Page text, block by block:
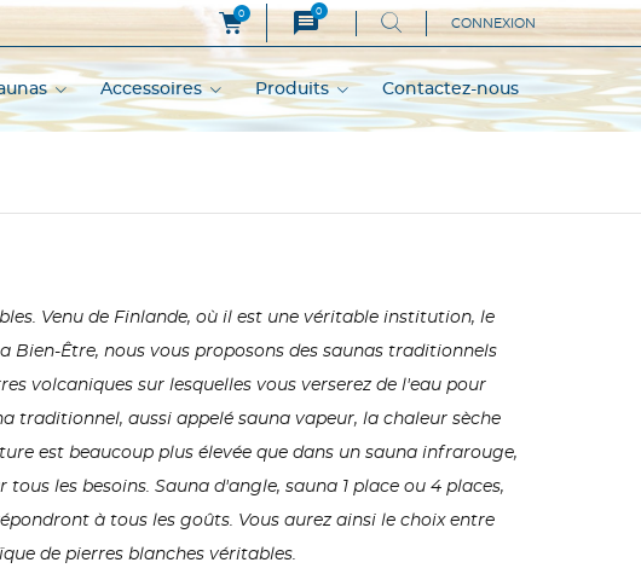
0 message0
CONNEXION
Accessoires Produits Contactez-nous
Venu de Finlande, où il est une véritable institution, le
Être, nous vous proposons des saunas traditionnels
volcaniques sur lesquelles vous verserez de l'eau pour
aussi appelé sauna vapeur, la chaleur sèche
est beaucoup plus élevée que dans un sauna infrarouge,
les besoins. Sauna d'angle, sauna 1 place ou 4 places,
à tous les goûts. Vous aurez ainsi le choix entre
de pierres blanches véritables.